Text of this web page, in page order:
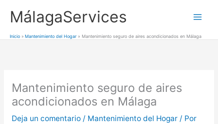
MálagaServices
Inicio Mantenimiento del Hogar Mantenimiento seguro de aires acondicionados en Málaga
Mantenimiento seguro de aires
acondicionados en Málaga
Deja un comentario / Mantenimiento del Hogar/ Por